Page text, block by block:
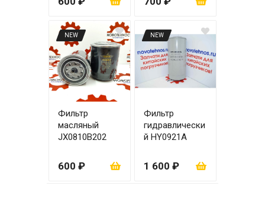
NEW
Фильтр
масляный
JX0810В202
600 ₽
NEW
Фильтр
гидравлически
й HY0921A
1 600 ₽